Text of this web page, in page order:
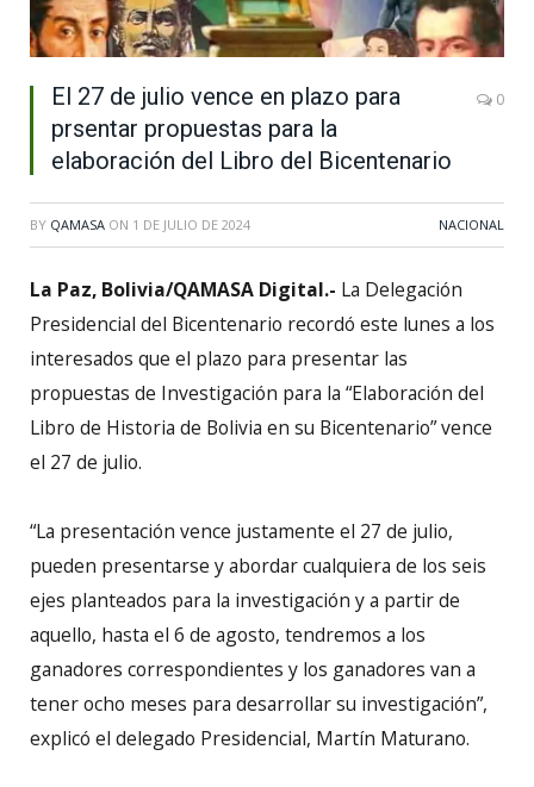
El 27 de julio vence en plazo para
prsentar propuestas para la
elaboración del Libro del Bicentenario
0
BY QAMASA ON 1 DE JULIO DE 2024 NACIONAL
La Paz, Bolivia/QAMASA Digital.- La Delegación
Presidencial del Bicentenario recordó este lunes a los
interesados que el plazo para presentar las
propuestas de Investigación para la “Elaboración del
Libro de Historia de Bolivia en su Bicentenario” vence
el 27 de julio.
“La presentación vence justamente el 27 de julio,
pueden presentarse y abordar cualquiera de los seis
ejes planteados para la investigación y a partir de
aquello, hasta el 6 de agosto, tendremos a los
ganadores correspondientes y los ganadores van a
tener ocho meses para desarrollar su investigación”,
explicó el delegado Presidencial, Martín Maturano.